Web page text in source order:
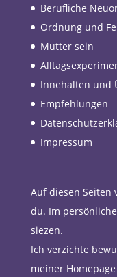
Berufliche
Ordnung und
Mutter sein
Innehalten und
Empfehlungen
Impressum
Auf diesen Seiten
du. Im
siezen.
Ich verzichte
meiner